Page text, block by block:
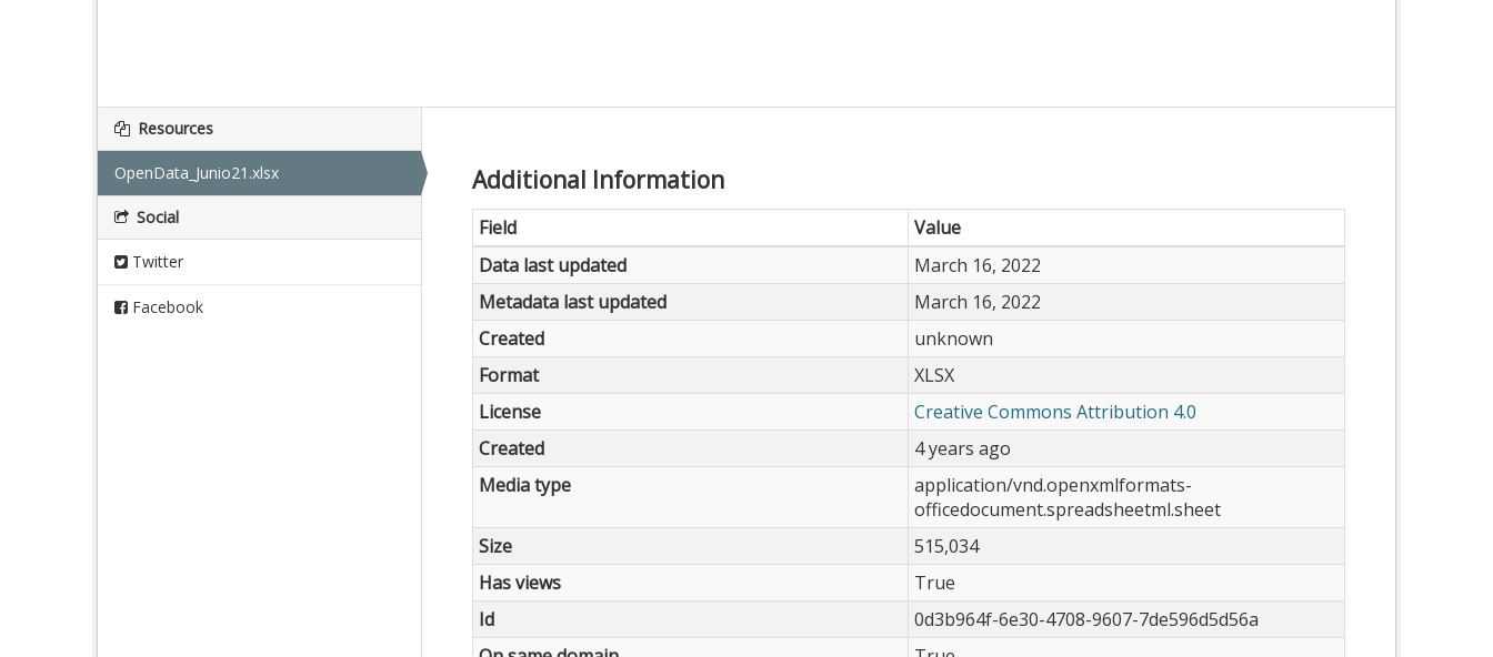
Resources
OpenData_Junio21.xlsx
Social
Twitter
Facebook
Additional Information
Field
Value
Data last updated
March 16, 2022
Metadata last updated
March 16, 2022
Created
unknown
Format
XLSX
License
Creative Commons Attribution 4.0
Created
4 years ago
Media type
application/vnd.openxmlformats-
officedocument.spreadsheetml.sheet
Size
515,034
Has views
True
Id
0d3b964f-6e30-4708-9607-7de596d5d56a